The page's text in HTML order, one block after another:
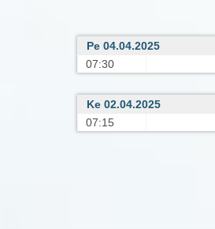
Pe 04.04.2025
07:30
Ke 02.04.2025
07:15